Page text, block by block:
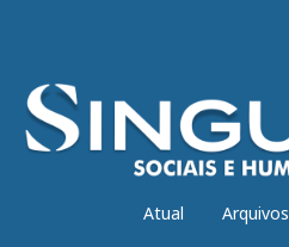
Atual Arquivos